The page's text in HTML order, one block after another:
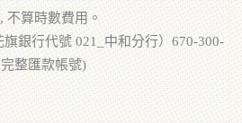
不算時數費用。
銀行代號 021_中和分行）670-300-
整匯款帳號)